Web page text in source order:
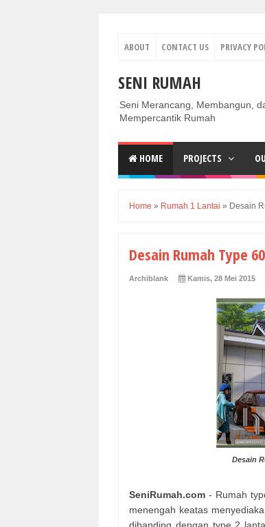
ABOUT CONTACT US PRIVACY
SENI RUMAH
Seni Merancang, Membangun,
Mempercantik Rumah
HOME PROJECTS
Home » Rumah 1 Lantai » Desain
Desain Rumah Type
Archiblank Kamis, 28 Mei 2015
Desain
SeniRumah.com - Rumah
menengah keatas